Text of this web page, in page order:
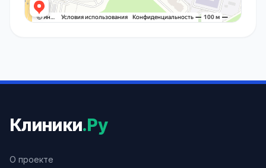
Клиники.Ру
О проекте